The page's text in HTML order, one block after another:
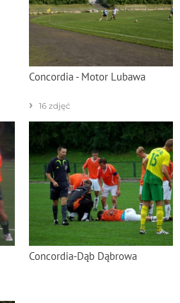
Concordia - Motor Lubawa
› 16 zdjęć
Concordia-Dąb Dąbrowa